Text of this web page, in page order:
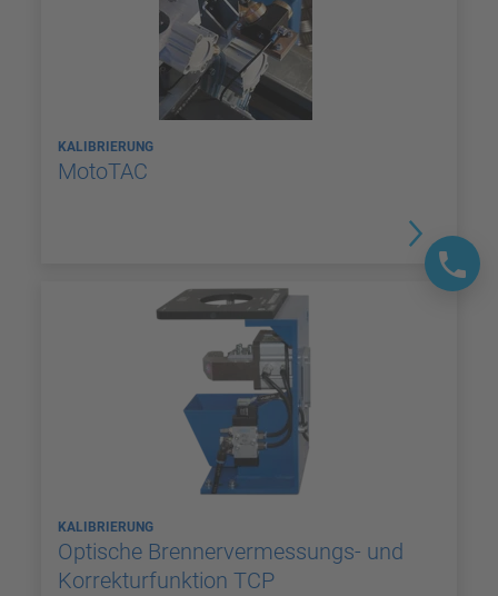
KALIBRIERUNG
MotoTAC
KALIBRIERUNG
Optische Brennervermessungs- und
Korrekturfunktion TCP